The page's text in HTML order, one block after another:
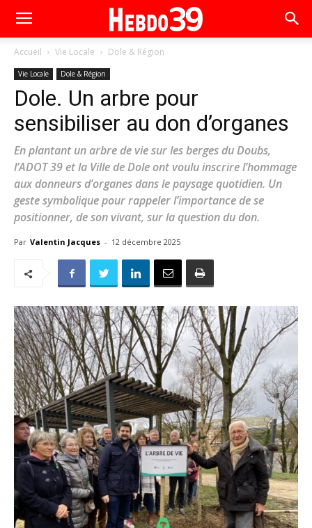
Accueil Vie Locale Dole & Région
Vie Locale Dole & Région
Dole. Un arbre pour
sensibiliser au don d’organes
En plantant un arbre de vie sur les berges du Doubs,
l’ADOT 39 et la Ville de Dole ont voulu inscrire l’hommage
aux donneurs d’organes dans le paysage quotidien. Un
geste symbolique pour rappeler l’importance de se
positionner, de son vivant, sur la question du don.
Par Valentin Jacques - 12 décembre 2025